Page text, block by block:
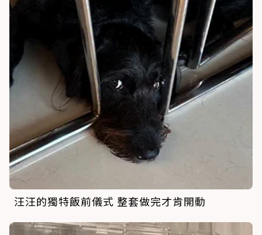
汪汪的獨特飯前儀式 整套做完才肯開動